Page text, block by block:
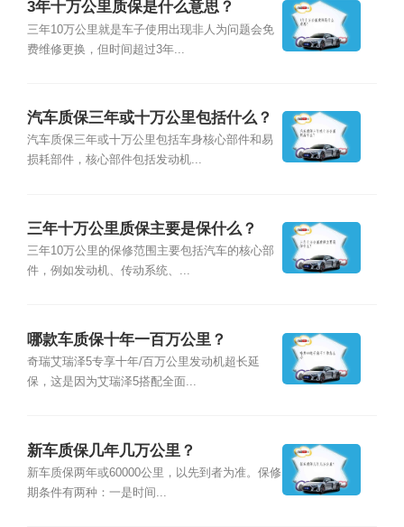
3年十万公里质保是什么意思？
三年10万公里就是车子使用出现非人为问题会免
费维修更换，但时间超过3年...
汽车质保三年或十万公里包括什么？
汽车质保三年或十万公里包括车身核心部件和易
损耗部件，核心部件包括发动机...
三年十万公里质保主要是保什么？
三年10万公里的保修范围主要包括汽车的核心部
件，例如发动机、传动系统、...
哪款车质保十年一百万公里？
奇瑞艾瑞泽5专享十年/百万公里发动机超长延
保，这是因为艾瑞泽5搭配全面...
新车质保几年几万公里？
新车质保两年或60000公里，以先到者为准。保修
期条件有两种：一是时间...